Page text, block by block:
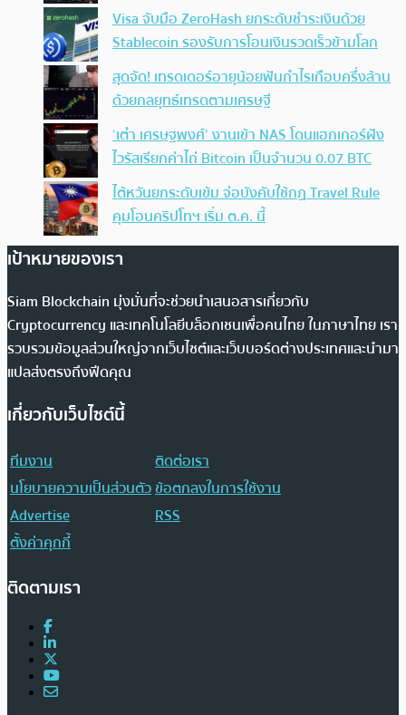
Visa จับมือ ZeroHash ยกระดับชำระเงินด้วย
Stablecoin รองรับการโอนเงินรวดเร็วข้ามโลก
สุดจัด! เทรดเดอร์อายุน้อยฟันกำไรเกือบครึ่งล้าน
ด้วยกลยุทธ์เทรดตามเศรษฐี
‘เต๋า เศรษฐพงศ์’ งานเข้า NAS โดนแฮกเกอร์ฝัง
ไวรัสเรียกค่าไถ่ Bitcoin เป็นจำนวน 0.07 BTC
ไต้หวันยกระดับเข้ม จ่อบังคับใช้กฏ Travel Rule
คุมโอนคริปโทฯ เริ่ม ต.ค. นี้
เป้าหมายของเรา
Siam Blockchain มุ่งมั่นที่จะช่วยนำเสนอสารเกี่ยวกับ
Cryptocurrency และเทคโนโลยีบล็อกเชนเพื่อคนไทย ในภาษาไทย เรา
รวบรวมข้อมูลส่วนใหญ่จากเว็บไซต์และเว็บบอร์ดต่างประเทศและนำมา
แปลส่งตรงถึงฟีดคุณ
เกี่ยวกับเว็บไซต์นี้
ทีมงาน
ติดต่อเรา
นโยบายความเป็นส่วนตัวข้อตกลงในการใช้งาน
Advertise
RSS
ตั้งค่าคุกกี้
ติดตามเรา